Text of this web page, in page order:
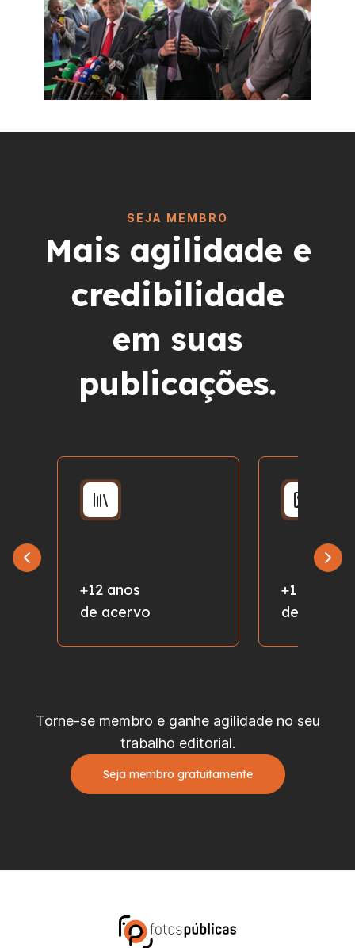
SEJA MEMBRO
Mais agilidade e
credibilidade
em suas
publicações.
+12 anos
de acervo
+1 milhão
de fotos
Torne-se membro e ganhe agilidade no seu
trabalho editorial.
Seja membro gratuitamente